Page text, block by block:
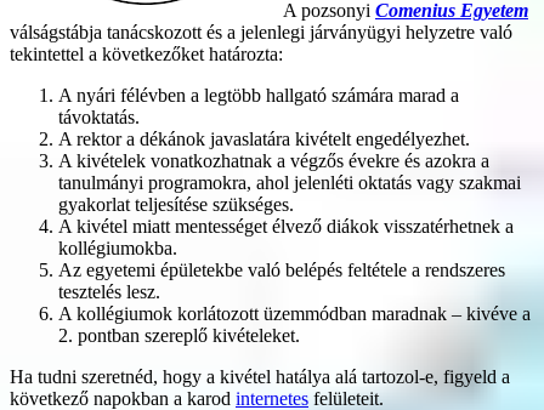
A pozsonyi Comenius Egyetem
válságstábja tanácskozott és a jelenlegi járványügyi helyzetre való
tekintettel a következőket határozta:
A nyári félévben a legtöbb hallgató számára marad a
távoktatás.
A rektor a dékánok javaslatára kivételt engedélyezhet.
A kivételek vonatkozhatnak a végzős évekre és azokra a
tanulmányi programokra, ahol jelenléti oktatás vagy szakmai
gyakorlat teljesítése szükséges.
A kivétel miatt mentességet élvező diákok visszatérhetnek a
kollégiumokba.
Az egyetemi épületekbe való belépés feltétele a rendszeres
tesztelés lesz.
A kollégiumok korlátozott üzemmódban maradnak – kivéve a
2. pontban szereplő kivételeket.
Ha tudni szeretnéd, hogy a kivétel hatálya alá tartozol-e, figyeld a
következő napokban a karod internetes felületeit.